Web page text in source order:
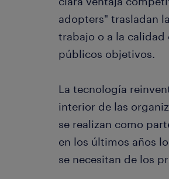
adopters" trasladan
trabajo o a la calidad
públicos objetivos.
La tecnología
interior de las
se realizan como
en los últimos años
se necesitan de los